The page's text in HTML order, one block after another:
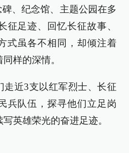
、纪念馆、主题公园在多
征足迹、回忆长征故事、
虽各不相同，却倾注着
样的深情。
走近3支以红军烈士、长征
兵队伍，探寻他们立足岗
英雄荣光的奋进足迹。